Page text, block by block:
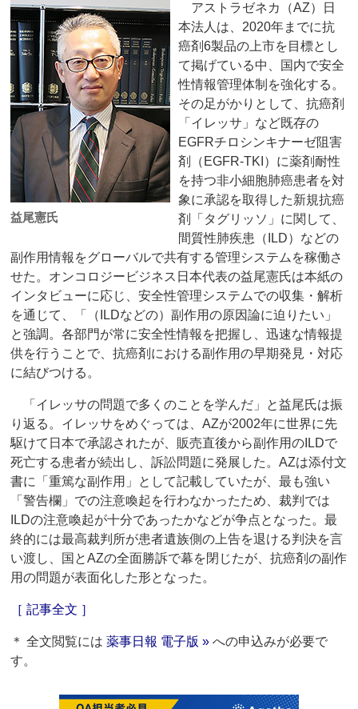
益尾憲氏
アストラゼネカ（AZ）日
本法人は、2020年までに抗
癌剤6製品の上市を目標とし
て掲げている中、国内で安全
性情報管理体制を強化する。
その足がかりとして、抗癌剤
「イレッサ」など既存の
EGFRチロシンキナーゼ阻害
剤（EGFR-TKI）に薬剤耐性
を持つ非小細胞肺癌患者を対
象に承認を取得した新規抗癌
剤「タグリッソ」に関して、
間質性肺疾患（ILD）などの
副作用情報をグローバルで共有する管理システムを稼働さ
せた。オンコロジービジネス日本代表の益尾憲氏は本紙の
インタビューに応じ、安全性管理システムでの収集・解析
を通じて、「（ILDなどの）副作用の原因論に迫りたい」
と強調。各部門が常に安全性情報を把握し、迅速な情報提
供を行うことで、抗癌剤における副作用の早期発見・対応
に結びつける。
「イレッサの問題で多くのことを学んだ」と益尾氏は振
り返る。イレッサをめぐっては、AZが2002年に世界に先
駆けて日本で承認されたが、販売直後から副作用のILDで
死亡する患者が続出し、訴訟問題に発展した。AZは添付文
書に「重篤な副作用」として記載していたが、最も強い
「警告欄」での注意喚起を行わなかったため、裁判では
ILDの注意喚起が十分であったかなどが争点となった。最
終的には最高裁判所が患者遺族側の上告を退ける判決を言
い渡し、国とAZの全面勝訴で幕を閉じたが、抗癌剤の副作
用の問題が表面化した形となった。
［ 記事全文 ］
＊ 全文閲覧には薬事日報 電子版 » への申込みが必要で
す。